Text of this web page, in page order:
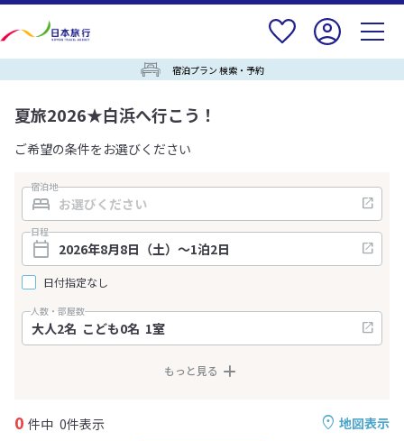
宿泊プラン 検索・予約
夏旅2026★白浜へ行こう！
ご希望の条件をお選びください
宿泊地
日程
日付指定なし
人数・部屋数
もっと見る
地図表示
0 件中 0件表示